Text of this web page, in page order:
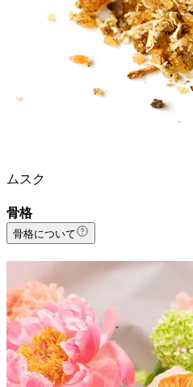
ムスク
骨格
骨格について